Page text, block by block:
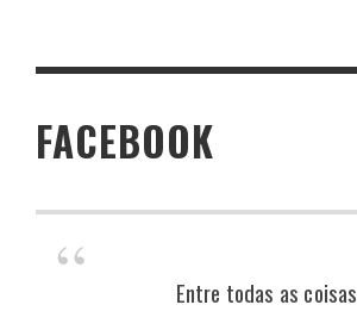
FACEBOOK
Entre todas as coisas